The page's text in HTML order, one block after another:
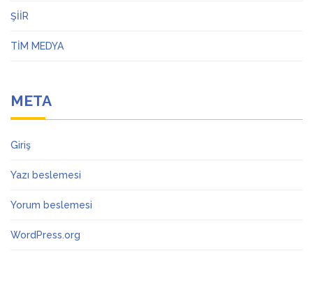
ŞİİR
TİM MEDYA
META
Giriş
Yazı beslemesi
Yorum beslemesi
WordPress.org